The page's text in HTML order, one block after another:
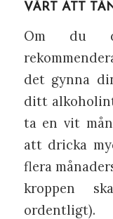
VÄRT ATT
Om du
det gynna
ditt
ta en vit
att dricka
flera
kroppen
ordentligt).